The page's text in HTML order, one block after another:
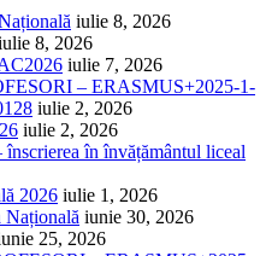
iulie 8, 2026
8, 2026
iulie 7, 2026
– ERASMUS+2025-1-
iulie 2, 2026
iulie 2, 2026
în învățământul liceal
2026 iulie 1, 2026
Națională iunie 30, 2026
25, 2026